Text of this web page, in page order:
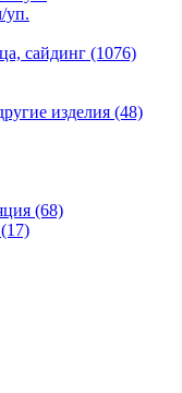
уп.
сайдинг (1076)
изделия (48)
(68)